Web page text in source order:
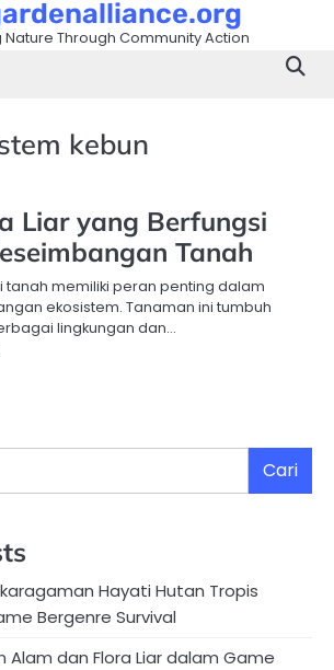
Through Community Action
kebun
Liar yang Berfungsi
Tanah
tanah memiliki peran penting dalam
ekosistem. Tanaman ini tumbuh
lingkungan dan…
Cari
Hayati Hutan Tropis
Bergenre Survival
Alam dan Flora Liar dalam Game